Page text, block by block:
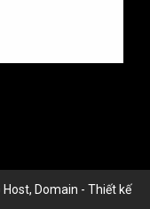
Domain - Thiết kế